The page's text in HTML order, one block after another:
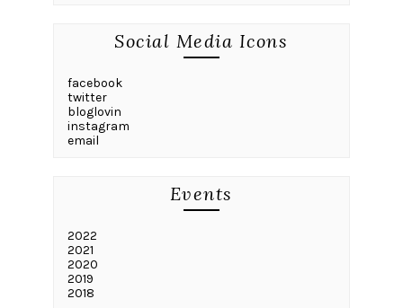
Social Media Icons
facebook
twitter
bloglovin
instagram
email
Events
2022
2021
2020
2019
2018